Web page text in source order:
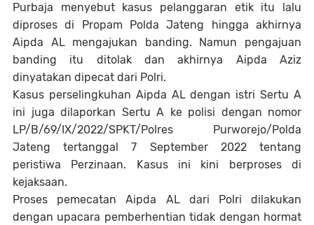
Purbaja menyebut kasus pelanggaran etik itu lalu
diproses di Propam Polda Jateng hingga akhirnya
Aipda AL mengajukan banding. Namun pengajuan
banding itu ditolak dan akhirnya Aipda Aziz
dinyatakan dipecat dari Polri.
Kasus perselingkuhan Aipda AL dengan istri Sertu A
ini juga dilaporkan Sertu A ke polisi dengan nomor
LP/B/69/IX/2022/SPKT/Polres Purworejo/Polda
Jateng tertanggal 7 September 2022 tentang
peristiwa Perzinaan. Kasus ini kini berproses di
kejaksaan.
Proses pemecatan Aipda AL dari Polri dilakukan
dengan upacara pemberhentian tidak dengan hormat